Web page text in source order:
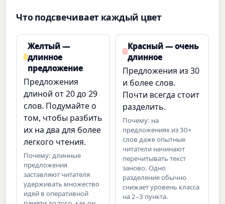
Что подсвечивает каждый цвет
Желтый —
длинное
предложение
Предложения
длиной от 20 до 29
слов. Подумайте о
том, чтобы разбить
их на два для более
легкого чтения.
Почему: длинные
предложения
заставляют читателя
удерживать множество
идей в оперативной
Красный — очень
длинное
Предложения из 30
и более слов.
Почти всегда стоит
разделить.
Почему: на
предложениях из 30+
слов даже опытные
читатели начинают
перечитывать текст
заново. Одно
разделение обычно
снижает уровень класса
на 2–3 пункта.